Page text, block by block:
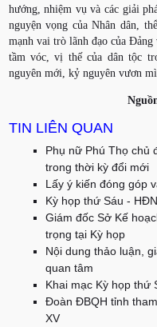
hướng, nhiệm vụ và các giải
nguyện vọng của Nhân dân,
mạnh vai trò lãnh đạo của
tầm vóc, vị thế của dân tộc
nguyên mới, kỷ nguyên vươn
TIN LIÊN QUAN
Phụ nữ Phú Thọ chủ
trong thời kỳ đổi mới
Lấy ý kiến đóng góp
Kỳ họp thứ Sáu -
Giám đốc Sở Kế
trọng tại Kỳ họp
Nội dung thảo luận,
quan tâm
Khai mạc Kỳ họp thứ
Đoàn ĐBQH tỉnh
XV